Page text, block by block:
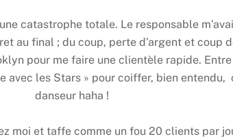
catastrophe totale. Le responsable
au final ; du coup, perte d’argent et coup
pour me faire une clientèle rapide.
avec les Stars » pour coiffer, bien entendu,
danseur haha !
moi et taffe comme un fou 20 clients par